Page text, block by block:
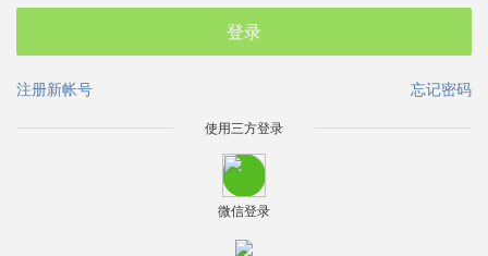
登录
忘记密码
注册新帐号
使用三方登录
微信登录